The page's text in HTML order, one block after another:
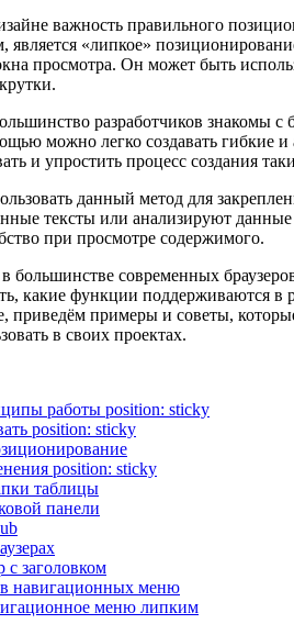
важность правильного
является «липкое»
просмотра. Он может быть
разработчиков знакомы
можно легко создавать гибкие
и упростить процесс создания
данный метод для
тексты или анализируют
при просмотре содержимого.
большинстве современных
какие функции поддерживаются в
приведём примеры и советы,
в своих проектах.
работы position: sticky
position: sticky
position: sticky
таблицы
панели
заголовком
навигационных меню
меню липким